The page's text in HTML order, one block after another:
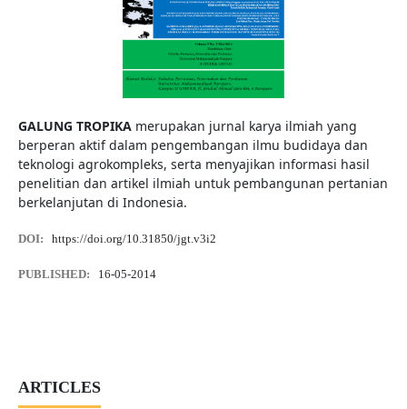
GALUNG TROPIKAmerupakan jurnal karya ilmiah yang
berperan aktif dalam pengembangan ilmu budidaya dan
teknologi agrokompleks, serta menyajikan informasi hasil
penelitian dan artikel ilmiah untuk pembangunan pertanian
berkelanjutan di Indonesia.
DOI: https://doi.org/10.31850/jgt.v3i2
PUBLISHED: 16-05-2014
ARTICLES